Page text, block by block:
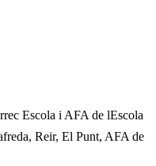
Escola i AFA de lEscola
Reir, El Punt, AFA de